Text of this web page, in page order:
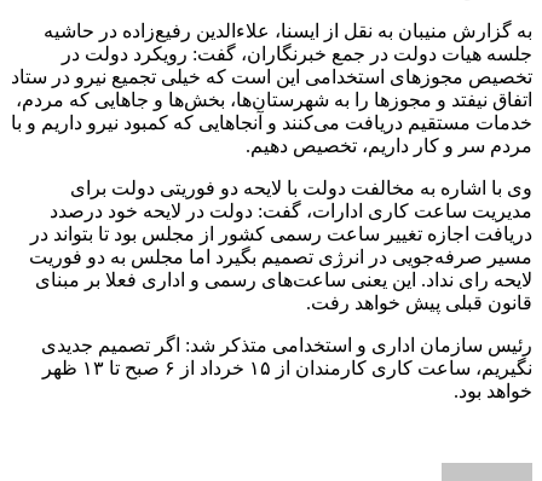
به گزارش منیبان به نقل از ایسنا، علاءالدین رفیع‌زاده در حاشیه
جلسه هیات دولت در جمع خبرنگاران، گفت: رویکرد دولت در
تخصیص مجوزهای استخدامی این است که خیلی تجمیع نیرو در ستاد
اتفاق نیفتد و مجوزها را به شهرستان‌ها، بخش‌ها و جاهایی که مردم،
خدمات مستقیم دریافت می‌کنند و آنجاهایی که کمبود نیرو داریم و با
مردم سر و کار داریم، تخصیص دهیم.
وی با اشاره به مخالفت دولت با لایحه دو فوریتی دولت برای
مدیریت ساعت کاری ادارات، گفت: دولت در لایحه خود درصدد
دریافت اجازه تغییر ساعت رسمی کشور از مجلس بود تا بتواند در
مسیر صرفه‌جویی در انرژی تصمیم بگیرد اما مجلس به دو فوریت
لایحه رای نداد. این یعنی ساعت‌های رسمی و اداری فعلا بر مبنای
قانون قبلی پیش خواهد رفت.
رئیس سازمان اداری و استخدامی متذکر شد: اگر تصمیم جدیدی
نگیریم، ساعت کاری کارمندان از ۱۵ خرداد از ۶ صبح تا ۱۳ ظهر
خواهد بود.